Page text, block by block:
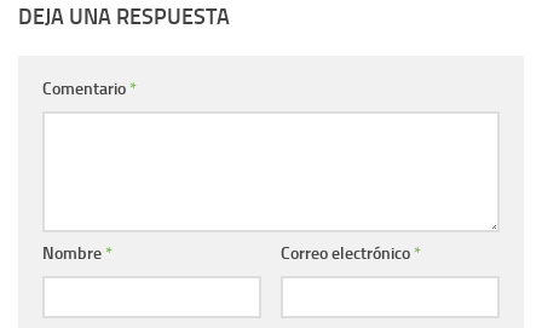
DEJA UNA RESPUESTA
Comentario *
Nombre * Correo electrónico *